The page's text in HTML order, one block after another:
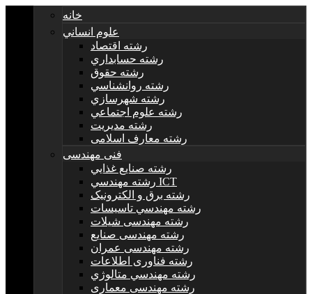
خانه
علوم انساني
رشته اقتصاد
رشته حسابداري
رشته حقوق
رشته روانشناسي
رشته شهرسازي
رشته علوم اجتماعي
رشته مديريت
رشته معارف اسلامی
فنی مهندسی
رشته صنايع غذايي
رشته مهندسي ICT
رشته برق و الکترونيک
رشته مهندسي تاسيسات
رشته مهندسی شیلات
رشته مهندسی صنایع
رشته مهندسی عمران
رشته فناوری اطلاعات
رشته مهندسي متالوژي
رشته مهندسی معماری